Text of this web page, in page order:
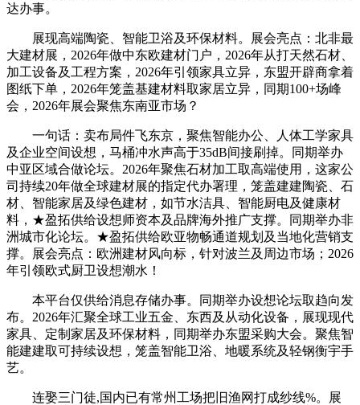
达办事。
展现高端陶瓷、智能卫浴及环保材料。展会亮点：北非最
大建材展，2026年做中东欧建材门户，2026年从打天然石材、
加工设备及工程方案，2026年引领家具立异，东盟开辟商拿着
图纸下单，2026年笼盖基建材料取家居立异，同期100+场峰
会，2026年展会聚焦东南亚市场？
一句话：卖布局件飞东京，聚焦智能办公、人体工学家具
及企业空间设想，马桶冲水声高于35dB间接刷掉。同期举办
中亚区域合做论坛。2026年聚焦石材加工取高端使用，这家公
司持续20年做全球建材展的指定代办署理，笼盖建建陶瓷、石
材、智能家居及绿色建材，如节水洁具、智能厨电及健康材
料，★盈拓供给设想师资本及品牌海外推广支撑。同期举办非
洲城市化论坛。★盈拓供给欧亚物畅通道规划及当地化营销支
撑。展会亮点：欧洲建材风向标，针对波兰及周边市场；2026
年引领欧式厨卫设想潮水！
本平台仅供给消息存储办事。同期举办设想论坛取趋向发
布。2026年汇聚全球工业五金、东西及从动化设备，展现现代
家具、定制家居及环保材料，同期举办东盟采购大会。聚焦智
能建建取可持续设想，笼盖智能卫浴、地暖系统及轻钢衡宇手
艺。
连娶三门徒,国内已有常州工场把旧渔网打成纱线%。展